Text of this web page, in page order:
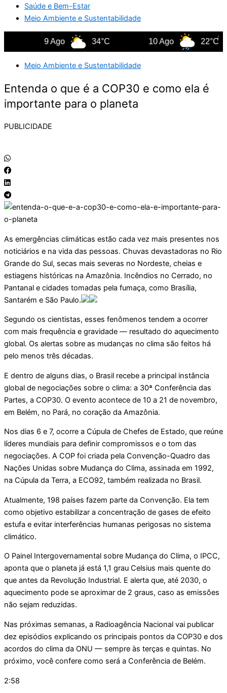
Saúde e Bem-Estar
Meio Ambiente e Sustentabilidade
9 Ago 34°C 10 Ago 22°C
Meio Ambiente e Sustentabilidade
Entenda o que é a COP30 e como ela é
importante para o planeta
PUBLICIDADE
As emergências climáticas estão cada vez mais presentes nos
noticiários e na vida das pessoas. Chuvas devastadoras no Rio
Grande do Sul, secas mais severas no Nordeste, cheias e
estiagens históricas na Amazônia. Incêndios no Cerrado, no
Pantanal e cidades tomadas pela fumaça, como Brasília,
Santarém e São Paulo.
Segundo os cientistas, esses fenômenos tendem a ocorrer
com mais frequência e gravidade — resultado do aquecimento
global. Os alertas sobre as mudanças no clima são feitos há
pelo menos três décadas.
E dentro de alguns dias, o Brasil recebe a principal instância
global de negociações sobre o clima: a 30ª Conferência das
Partes, a COP30. O evento acontece de 10 a 21 de novembro,
em Belém, no Pará, no coração da Amazônia.
Nos dias 6 e 7, ocorre a Cúpula de Chefes de Estado, que reúne
líderes mundiais para definir compromissos e o tom das
negociações. A COP foi criada pela Convenção-Quadro das
Nações Unidas sobre Mudança do Clima, assinada em 1992,
na Cúpula da Terra, a ECO92, também realizada no Brasil.
Atualmente, 198 países fazem parte da Convenção. Ela tem
como objetivo estabilizar a concentração de gases de efeito
estufa e evitar interferências humanas perigosas no sistema
climático.
O Painel Intergovernamental sobre Mudança do Clima, o IPCC,
aponta que o planeta já está 1,1 grau Celsius mais quente do
que antes da Revolução Industrial. E alerta que, até 2030, o
aquecimento pode se aproximar de 2 graus, caso as emissões
não sejam reduzidas.
Nas próximas semanas, a Radioagência Nacional vai publicar
dez episódios explicando os principais pontos da COP30 e dos
acordos do clima da ONU — sempre às terças e quintas. No
próximo, você confere como será a Conferência de Belém.
2:58